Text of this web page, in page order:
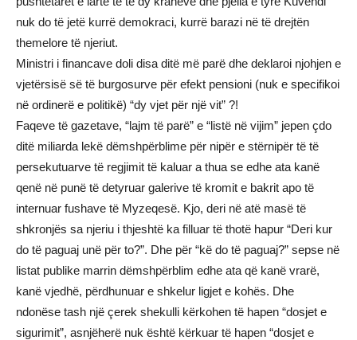
nuk do të jetë kurrë demokraci, kurrë barazi në të drejtën
themelore të njeriut.
Ministri i financave doli disa ditë më parë dhe deklaroi njohjen e
vjetërsisë së të burgosurve për efekt pensioni (nuk e specifikoi
në ordinerë e politikë) “dy vjet për një vit” ?!
Faqeve të gazetave, “lajm të parë” e “listë në vijim” jepen çdo
ditë miliarda lekë dëmshpërblime për nipër e stërnipër të të
persekutuarve të regjimit të kaluar a thua se edhe ata kanë
qenë në punë të detyruar galerive të kromit e bakrit apo të
internuar fushave të Myzeqesë. Kjo, deri në atë masë të
shkronjës sa njeriu i thjeshtë ka filluar të thotë hapur “Deri kur
do të paguaj unë për to?”. Dhe për “kë do të paguaj?” sepse në
listat publike marrin dëmshpërblim edhe ata që kanë vrarë,
kanë vjedhë, përdhunuar e shkelur ligjet e kohës. Dhe
ndonëse tash një çerek shekulli kërkohen të hapen “dosjet e
sigurimit”, asnjëherë nuk është kërkuar të hapen “dosjet e